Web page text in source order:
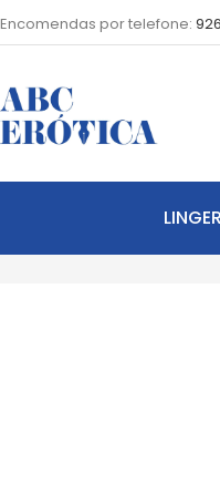
Encomendas por telefone: